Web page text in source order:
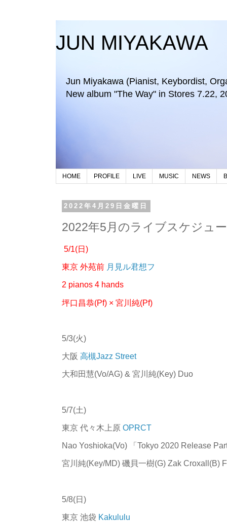
JUN MIYAKAWA
Jun Miyakawa (Pianist, Keybordist,
New album "The Way" in Stores 7.22,
HOME PROFILE LIVE MUSIC NEWS
2022年4月29日金曜日
2022年5月のライブスケジュ
5/1(日)
東京 外苑前 月見ル君想フ
2 pianos 4 hands
坪口昌恭(Pf) × 宮川純(Pf)
5/3(火)
大阪 高槻Jazz Street
大和田慧(Vo/AG) & 宮川純(Key) Duo
5/7(土)
東京 代々木上原 OPRCT
Nao Yoshioka(Vo) 「Tokyo 2020 Release
宮川純(Key/MD) 磯貝一樹(G) Zak Croxall(B)
5/8(日)
東京 池袋 Kakululu